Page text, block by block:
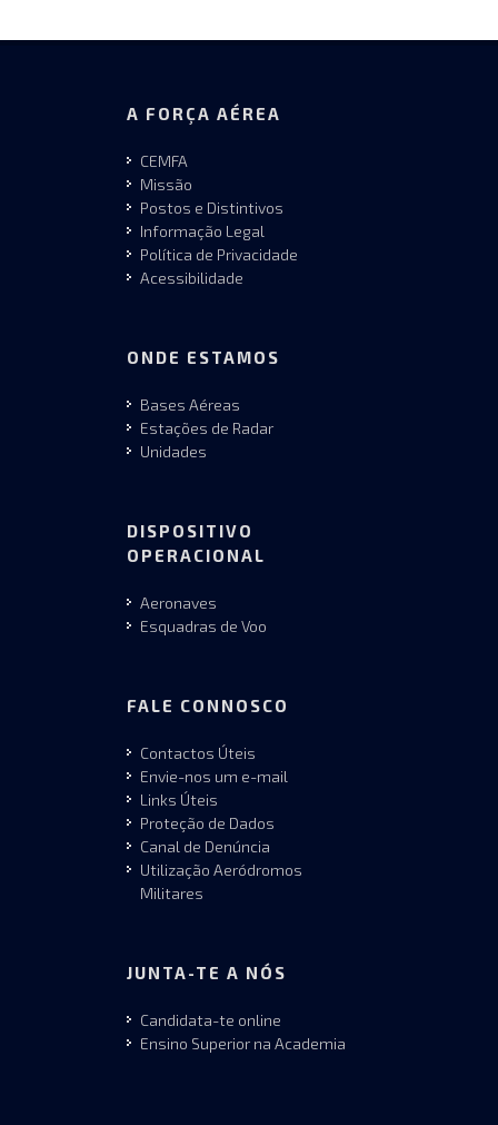
A FORÇA AÉREA
CEMFA
Missão
Postos e Distintivos
Informação Legal
Política de Privacidade
Acessibilidade
ONDE ESTAMOS
Bases Aéreas
Estações de Radar
Unidades
DISPOSITIVO
OPERACIONAL
Aeronaves
Esquadras de Voo
FALE CONNOSCO
Contactos Úteis
Envie-nos um e-mail
Links Úteis
Proteção de Dados
Canal de Denúncia
Utilização Aeródromos
Militares
JUNTA-TE A NÓS
Candidata-te online
Ensino Superior na Academia